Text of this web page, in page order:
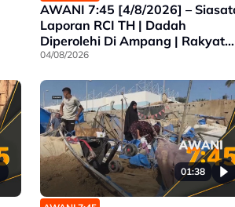
AWANI 7:45 [4/8/2026] –
Laporan RCI TH | Dadah
Diperolehi Di Ampang | Rakyat
Malaysia Ditahan Di Indonesia |
04/08/2026
01:38